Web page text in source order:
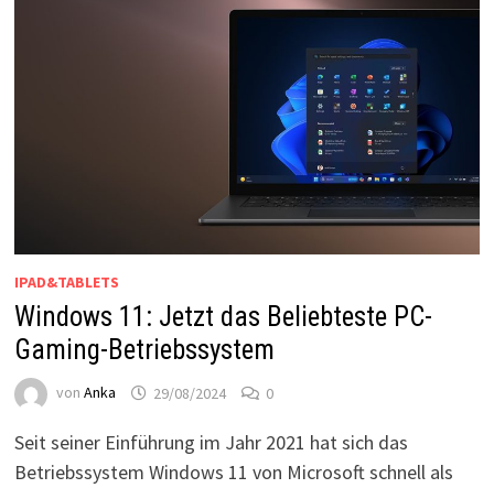
IPAD&TABLETS
Windows 11: Jetzt das Beliebteste PC-
Gaming-Betriebssystem
von Anka 29/08/2024 0
Seit seiner Einführung im Jahr 2021 hat sich das
Betriebssystem Windows 11 von Microsoft schnell als